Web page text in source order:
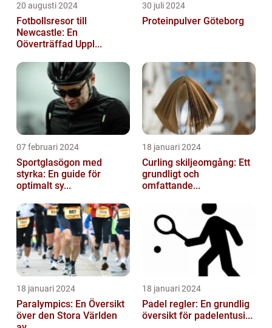
20 augusti 2024
Fotbollsresor till
Newcastle: En
Oöverträffad Uppl...
30 juli 2024
Proteinpulver Göteborg
07 februari 2024
Sportglasögon med
styrka: En guide för
optimalt sy...
18 januari 2024
Curling skiljeomgång: Ett
grundligt och
omfattande...
18 januari 2024
Paralympics: En Översikt
över den Stora Världen
18 januari 2024
Padel regler: En grundlig
översikt för padelentusi...